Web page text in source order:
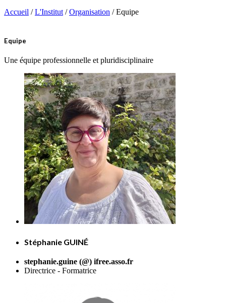
Accueil /L'Institut /Organisation /Equipe
Equipe
Une équipe professionnelle et pluridisciplinaire
Stéphanie GUINÉ
stephanie.guine (@) ifree.asso.fr
Directrice - Formatrice